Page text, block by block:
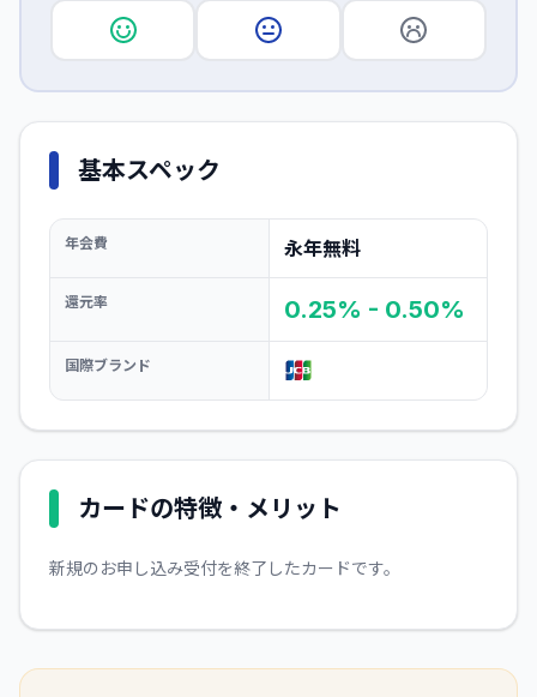
基本スペック
年会費 永年無料
還元率 0.25% - 0.50%
国際ブランド
カードの特徴・メリット
新規のお申し込み受付を終了したカードです。